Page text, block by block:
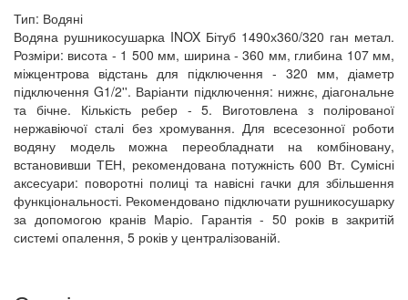
Тип: Водяні
Водяна рушникосушарка INOX Бітуб 1490х360/320 ган метал.
Розміри: висота - 1 500 мм, ширина - 360 мм, глибина 107 мм,
міжцентрова відстань для підключення - 320 мм, діаметр
підключення G1/2''. Варіанти підключення: нижнє, діагональне
та бічне. Кількість ребер - 5. Виготовлена з полірованої
нержавіючої сталі без хромування. Для всесезонної роботи
водяну модель можна переобладнати на комбіновану,
встановивши ТЕН, рекомендована потужність 600 Вт. Сумісні
аксесуари: поворотні полиці та навісні гачки для збільшення
функціональності. Рекомендовано підключати рушникосушарку
за допомогою кранів Маріо. Гарантія - 50 років в закритій
системі опалення, 5 років у централізованій.